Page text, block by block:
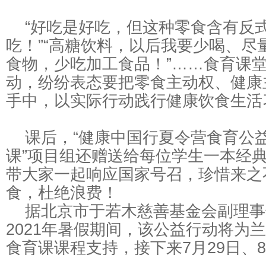
“好吃是好吃，但这种零食含有反
吃！”“高糖饮料，以后我要少喝、尽
食物，少吃加工食品！”……食育课
动，纷纷表态要把零食主动权、健
手中，以实际行动践行健康饮食生
课后，“健康中国行夏令营食育
课”项目组还赠送给每位学生一本经
带大家一起响应国家号召，珍惜来
食，杜绝浪费！
据北京市于若木慈善基金会副理
2021年暑假期间，该公益行动将为
食育课课程支持，接下来7月29日、